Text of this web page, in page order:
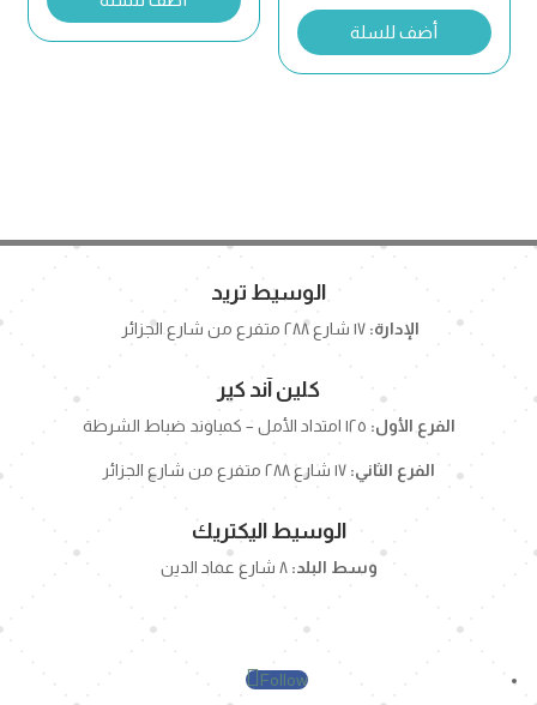
أضف للسلة
الوسيط تريد
الإدارة:
كلين آند كير
الفرع الأول:
الفرع الثاني:
الوسيط اليكتريك
وسط البلد: ٨ شارع عماد الدين
Follow